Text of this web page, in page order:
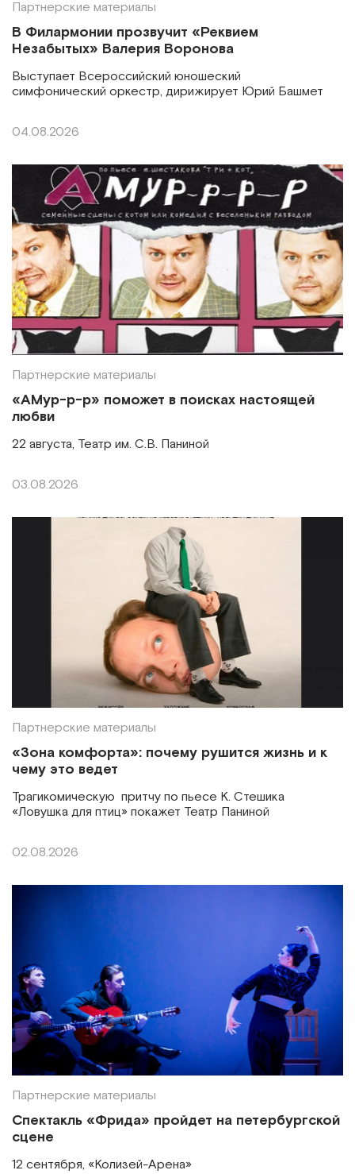
Партнерские материалы
В Филармонии прозвучит «Реквием
Незабытых» Валерия Воронова
Выступает Всероссийский юношеский
симфонический оркестр, дирижирует Юрий Башмет
04.08.2026
Партнерские материалы
«АМур-р-р» поможет в поисках настоящей
любви
22 августа, Театр им. С.В. Паниной
03.08.2026
Партнерские материалы
«Зона комфорта»: почему рушится жизнь и к
чему это ведет
Трагикомическую притчу по пьесе К. Стешика
«Ловушка для птиц» покажет Театр Паниной
02.08.2026
Партнерские материалы
Спектакль «Фрида» пройдет на петербургской
сцене
12 сентября, «Колизей-Арена»